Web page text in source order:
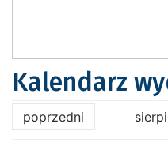
Kalendarz
poprzedni